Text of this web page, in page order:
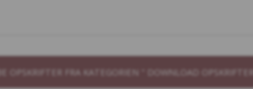
FRA KATEGORIEN " DOWNLOAD OPSKRIFTER"